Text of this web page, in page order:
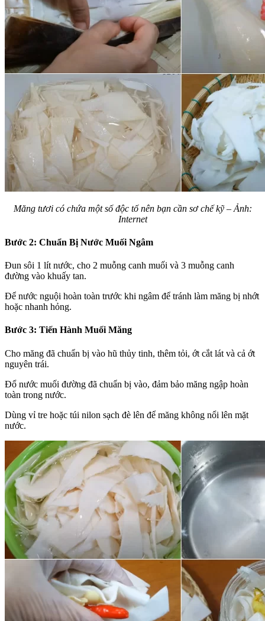
Măng tươi có chứa một số độc tố nên bạn cần sơ chế kỹ – Ảnh:
Internet
Bước 2: Chuẩn Bị Nước Muối Ngâm
Đun sôi 1 lít nước, cho 2 muỗng canh muối và 3 muỗng canh
đường vào khuấy tan.
Để nước nguội hoàn toàn trước khi ngâm để tránh làm măng bị nhớt
hoặc nhanh hỏng.
Bước 3: Tiến Hành Muối Măng
Cho măng đã chuẩn bị vào hũ thủy tinh, thêm tỏi, ớt cắt lát và cả ớt
nguyên trái.
Đổ nước muối đường đã chuẩn bị vào, đảm bảo măng ngập hoàn
toàn trong nước.
Dùng vỉ tre hoặc túi nilon sạch đè lên để măng không nổi lên mặt
nước.